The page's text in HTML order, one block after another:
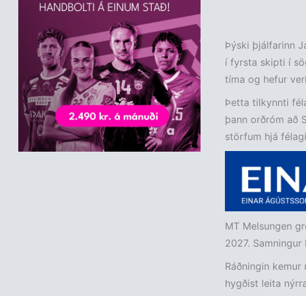
Þýski þjálfarinn
í fyrsta skipti í
tíma og hefur
Þetta tilkynnti
þann orðróm að
störfum hjá
MT Melsungen
2027.
Ráðningin
hygðist leita